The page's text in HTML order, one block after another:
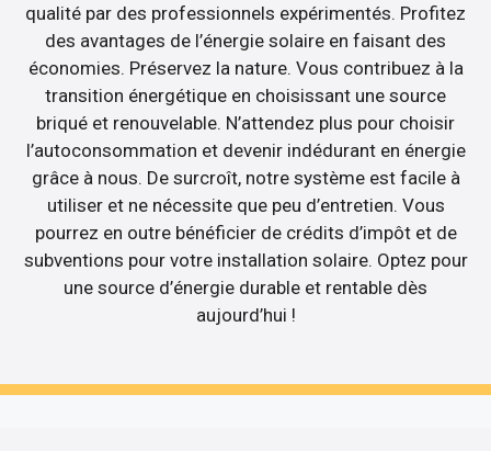
qualité par des professionnels expérimentés. Profitez
des avantages de l’énergie solaire en faisant des
économies. Préservez la nature. Vous contribuez à la
transition énergétique en choisissant une source
briqué et renouvelable. N’attendez plus pour choisir
l’autoconsommation et devenir indédurant en énergie
grâce à nous. De surcroît, notre système est facile à
utiliser et ne nécessite que peu d’entretien. Vous
pourrez en outre bénéficier de crédits d’impôt et de
subventions pour votre installation solaire. Optez pour
une source d’énergie durable et rentable dès
aujourd’hui !